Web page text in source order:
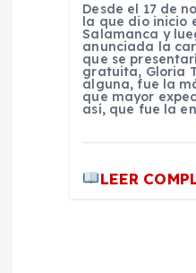
Desde el 17 de
la que dio inicio
Salamanca y
anunciada la
que se
gratuita, Gloria
alguna, fue la
que mayor
así, que fue la
LEER